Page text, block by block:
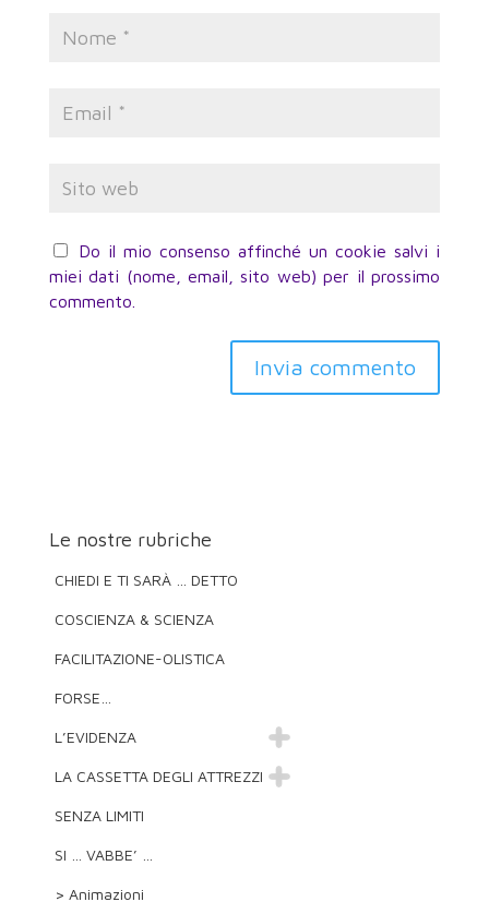
Do il mio consenso affinché un cookie salvi i
miei dati (nome, email, sito web) per il prossimo
commento.
Invia commento
Le nostre rubriche
CHIEDI E TI SARÀ … DETTO
COSCIENZA & SCIENZA
FACILITAZIONE-OLISTICA
FORSE…
L’EVIDENZA
LA CASSETTA DEGLI ATTREZZI
SENZA LIMITI
SI … VABBE’ …
> Animazioni